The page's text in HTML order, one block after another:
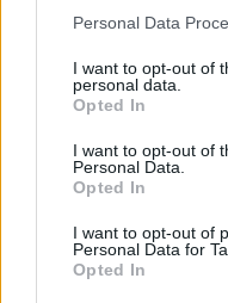
Personal Data
I want to opt-out of
personal data.
Opted In
I want to opt-out of
Personal Data.
Opted In
I want to opt-out of
Personal Data for
Opted In
surovina bude
Plzeňská teplárenská
elektřiny a tepla z
Tohoto odpadu z mýtní
tun a k tomu spálí